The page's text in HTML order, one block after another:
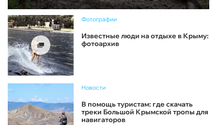
Фотографии
Известные люди на отдыхе в Крыму:
фотоархив
Новости
В помощь туристам: где скачать
треки Большой Крымской тропы для
навигаторов